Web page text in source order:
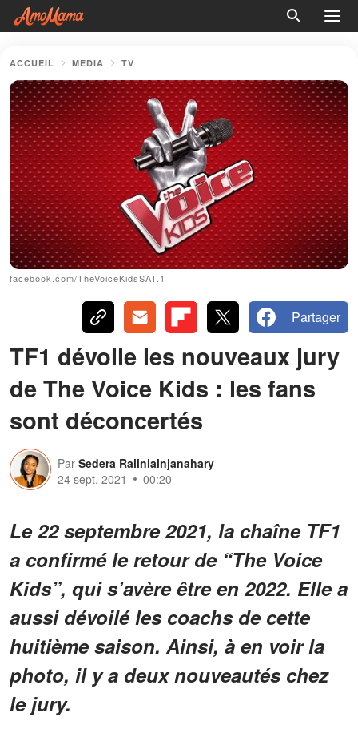
ACCUEIL MEDIA TV
facebook.com/TheVoiceKidsSAT.1
Partager
TF1 dévoile les nouveaux jury
de The Voice Kids : les fans
sont déconcertés
Par Sedera Raliniainjanahary
24 sept. 2021
00:20
Le 22 septembre 2021, la chaîne TF1
a confirmé le retour de “The Voice
Kids”, qui s’avère être en 2022. Elle a
aussi dévoilé les coachs de cette
huitième saison. Ainsi, à en voir la
photo, il y a deux nouveautés chez
le jury.